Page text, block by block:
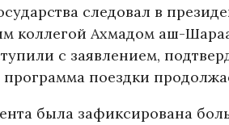
следовал в
коллегой Ахмадом аш-
с заявлением,
программа поездки
была зафиксирована